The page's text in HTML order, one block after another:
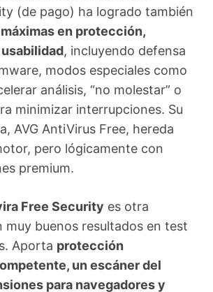
(de pago) ha logrado también
en protección,
, incluyendo defensa
modos especiales como
análisis, “no molestar” o
minimizar interrupciones. Su
AVG AntiVirus Free, hereda
pero lógicamente con
premium.
Free Security es otra
muy buenos resultados en test
Aporta protección
un escáner del
para navegadores y